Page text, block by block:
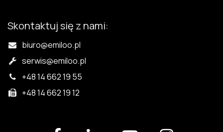
Skontaktuj się z nami:
biuro@emiloo.pl
serwis@emiloo.pl
+48 14 662 19 55
+48 14 662 19 12